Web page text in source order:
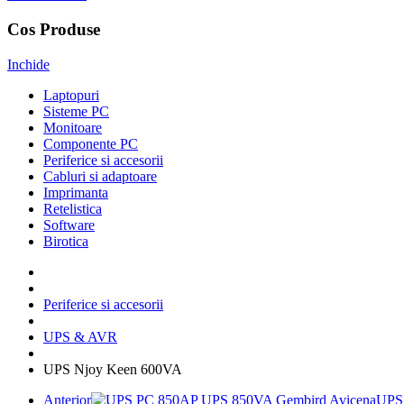
Cos Produse
Inchide
Laptopuri
Sisteme PC
Monitoare
Componente PC
Periferice si accesorii
Cabluri si adaptoare
Imprimanta
Retelistica
Software
Birotica
Periferice si accesorii
UPS & AVR
UPS Njoy Keen 600VA
Anterior